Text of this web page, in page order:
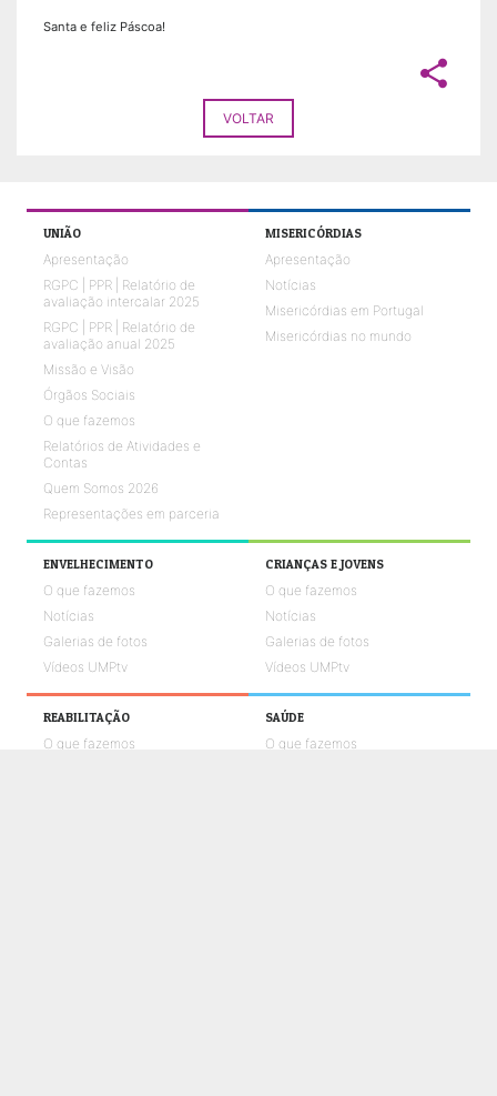
Santa e feliz Páscoa!
share
VOLTAR
UNIÃO
Apresentação
RGPC | PPR | Relatório de
avaliação intercalar 2025
RGPC | PPR | Relatório de
avaliação anual 2025
Missão e Visão
Órgãos Sociais
O que fazemos
Relatórios de Atividades e
Contas
Quem Somos 2026
Representações em parceria
MISERICÓRDIAS
Apresentação
Notícias
Misericórdias em Portugal
Misericórdias no mundo
ENVELHECIMENTO
O que fazemos
Notícias
Galerias de fotos
Vídeos UMPtv
CRIANÇAS E JOVENS
O que fazemos
Notícias
Galerias de fotos
Vídeos UMPtv
REABILITAÇÃO
O que fazemos
SAÚDE
O que fazemos